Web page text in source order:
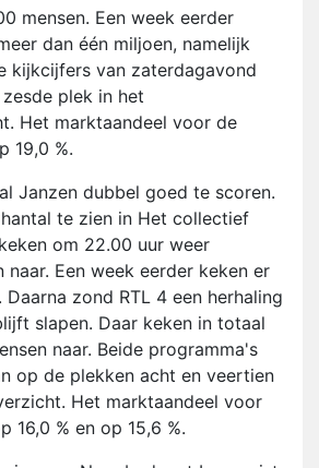
mensen. Een week eerder
dan één miljoen, namelijk
kijkcijfers van zaterdagavond
plek in het
Het marktaandeel voor de
19,0 %.
Janzen dubbel goed te scoren.
te zien in Het collectief
om 22.00 uur weer
naar. Een week eerder keken er
Daarna zond RTL 4 een herhaling
slapen. Daar keken in totaal
naar. Beide programma's
op de plekken acht en veertien
Het marktaandeel voor
16,0 % en op 15,6 %.